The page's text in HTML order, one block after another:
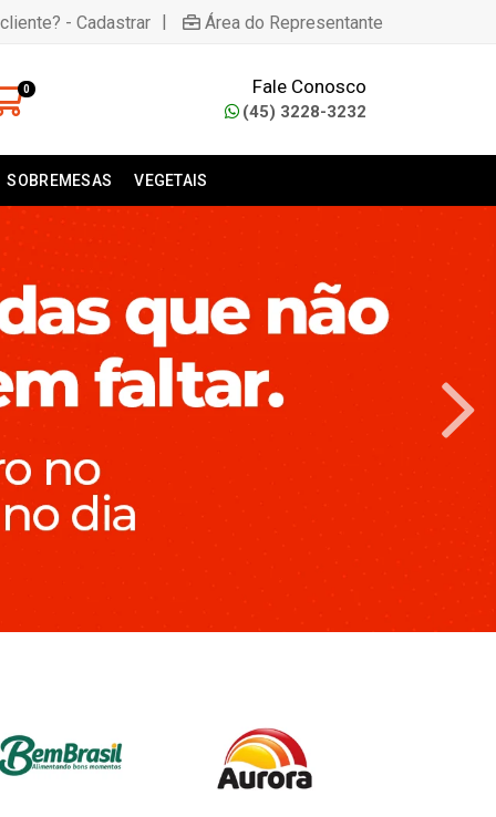
- Cadastrar | Área do Representante
0 Fale Conosco
(45) 3228-3232
SOBREMESAS VEGETAIS